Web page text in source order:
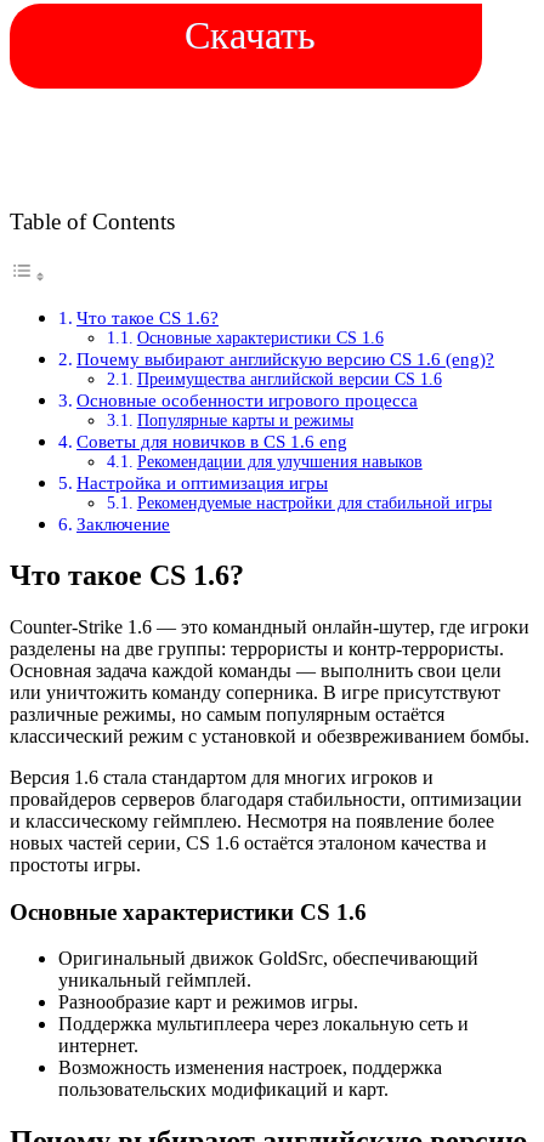
Скачать
Table of Contents
Что такое CS 1.6?
Основные характеристики CS 1.6
Почему выбирают английскую версию CS 1.6 (eng)?
Преимущества английской версии CS 1.6
Основные особенности игрового процесса
Популярные карты и режимы
Советы для новичков в CS 1.6 eng
Рекомендации для улучшения навыков
Настройка и оптимизация игры
Рекомендуемые настройки для стабильной игры
Заключение
Что такое CS 1.6?
Counter-Strike 1.6 — это командный онлайн-шутер, где игроки
разделены на две группы: террористы и контр-террористы.
Основная задача каждой команды — выполнить свои цели
или уничтожить команду соперника. В игре присутствуют
различные режимы, но самым популярным остаётся
классический режим с установкой и обезвреживанием бомбы.
Версия 1.6 стала стандартом для многих игроков и
провайдеров серверов благодаря стабильности, оптимизации
и классическому геймплею. Несмотря на появление более
новых частей серии, CS 1.6 остаётся эталоном качества и
простоты игры.
Основные характеристики CS 1.6
Оригинальный движок GoldSrc, обеспечивающий
уникальный геймплей.
Разнообразие карт и режимов игры.
Поддержка мультиплеера через локальную сеть и
интернет.
Возможность изменения настроек, поддержка
пользовательских модификаций и карт.